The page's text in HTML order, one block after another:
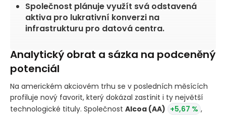
Společnost plánuje využít svá odstavená
aktiva pro lukrativní konverzi na
infrastrukturu pro datová centra.
Analytický obrat a sázka na podceněný
potenciál
Na americkém akciovém trhu se v posledních měsících
profiluje nový favorit, který dokázal zastínit i ty největší
technologické tituly. Společnost Alcoa (AA) +5,67 % ,